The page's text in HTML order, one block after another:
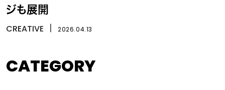
ジも展開
CREATIVE 2026.04.13
CATEGORY